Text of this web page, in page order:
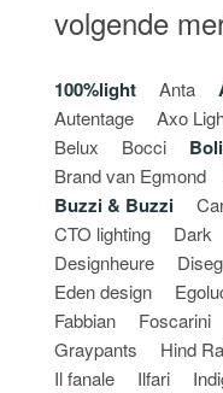
volgende
100%light Anta
Autentage
Axo
Belux
Bocci
Brand van Egmond
Buzzi & Buzzi
CTO lighting
Dark
Designheure
Eden design
Fabbian
Foscarini
Graypants
Hind
Il fanale
Ilfari